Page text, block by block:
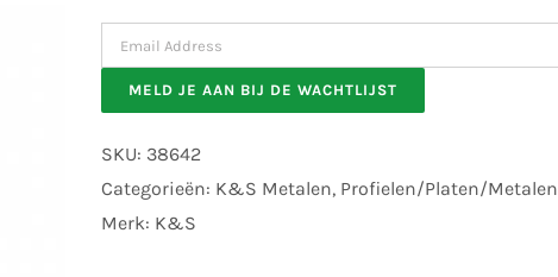
Enter
your
email
address
to
MELD JE AAN BIJ DE WACHTLIJST
SKU: 38642
Categorieën: K&S Metalen, Profielen/Platen/Metalen
Merk: K&S